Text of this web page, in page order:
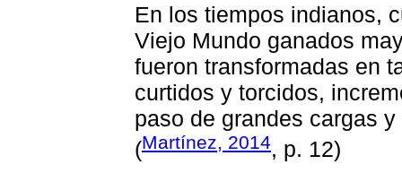
En los tiempos indianos,
Viejo Mundo ganados
fueron transformadas en
curtidos y torcidos,
paso de grandes cargas
(Martínez, 2014, p. 12)